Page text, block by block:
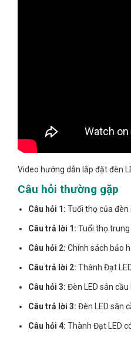
Video hướng dẫn lắp đặt đèn
Câu hỏi thường gặp
Câu hỏi 1: Tuổi thọ của đèn
Câu trả lời 1: Tuổi thọ trung
Câu hỏi 2: Chính sách bảo
Câu trả lời 2: Thành Đạt
Câu hỏi 3: Đèn LED sân
Câu trả lời 3: Đèn LED sân
Câu hỏi 4: Thành Đạt LED